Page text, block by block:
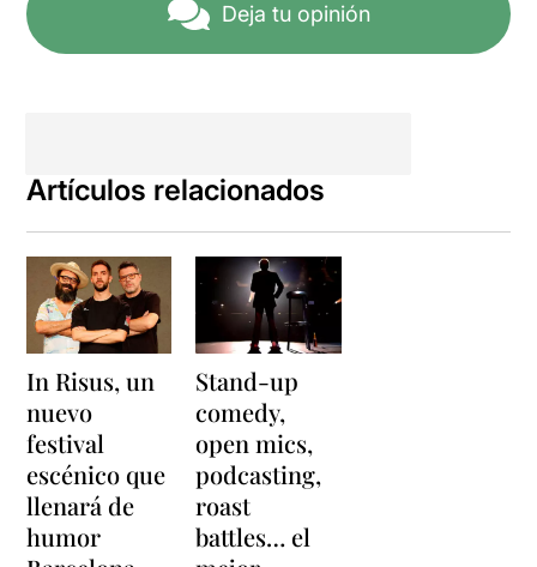
Deja tu opinión
Artículos relacionados
In Risus, un
nuevo
festival
escénico que
llenará de
humor
Stand-up
comedy,
open mics,
podcasting,
roast
battles… el